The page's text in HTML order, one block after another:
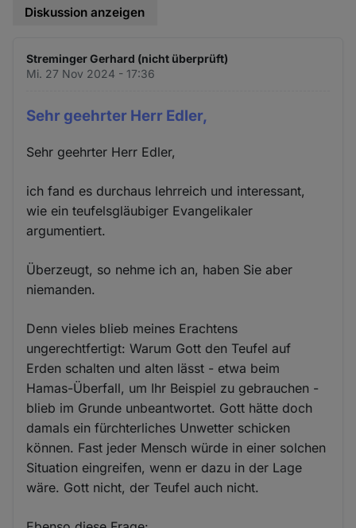
Diskussion anzeigen
Streminger Gerhard (nicht überprüft)
Mi. 27 Nov 2024 - 17:36
Sehr geehrter Herr Edler,
Sehr geehrter Herr Edler,
ich fand es durchaus lehrreich und interessant,
wie ein teufelsgläubiger Evangelikaler
argumentiert.
Überzeugt, so nehme ich an, haben Sie aber
niemanden.
Denn vieles blieb meines Erachtens
ungerechtfertigt: Warum Gott den Teufel auf
Erden schalten und alten lässt - etwa beim
Hamas-Überfall, um Ihr Beispiel zu gebrauchen -
blieb im Grunde unbeantwortet. Gott hätte doch
damals ein fürchterliches Unwetter schicken
können. Fast jeder Mensch würde in einer solchen
Situation eingreifen, wenn er dazu in der Lage
wäre. Gott nicht, der Teufel auch nicht.